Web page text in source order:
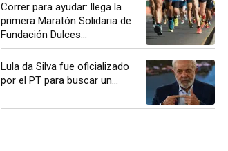
Correr para ayudar: llega la
primera Maratón Solidaria de
Fundación Dulces...
Lula da Silva fue oficializado
por el PT para buscar un...